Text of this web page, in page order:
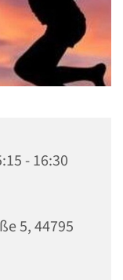
- 16:30
5, 44795